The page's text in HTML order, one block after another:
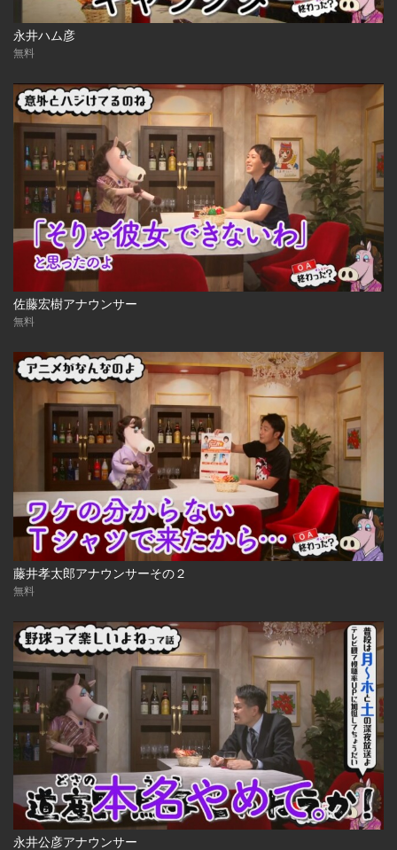
永井ハム彦
無料
佐藤宏樹アナウンサー
無料
藤井孝太郎アナウンサーその２
無料
永井公彦アナウンサー